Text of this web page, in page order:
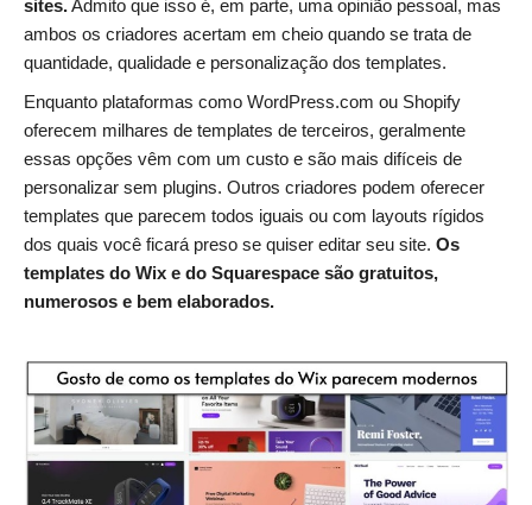
sites.Admito que isso é, em parte, uma opinião pessoal, mas
ambos os criadores acertam em cheio quando se trata de
quantidade, qualidade e personalização dos templates.
Enquanto plataformas como WordPress.com ou Shopify
oferecem milhares de templates de terceiros, geralmente
essas opções vêm com um custo e são mais difíceis de
personalizar sem plugins. Outros criadores podem oferecer
templates que parecem todos iguais ou com layouts rígidos
dos quais você ficará preso se quiser editar seu site. Os
templates do Wix e do Squarespace são gratuitos,
numerosos e bem elaborados.